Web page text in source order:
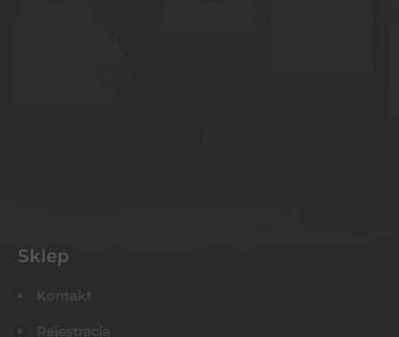
Sklep
Kontakt
Rejestracja